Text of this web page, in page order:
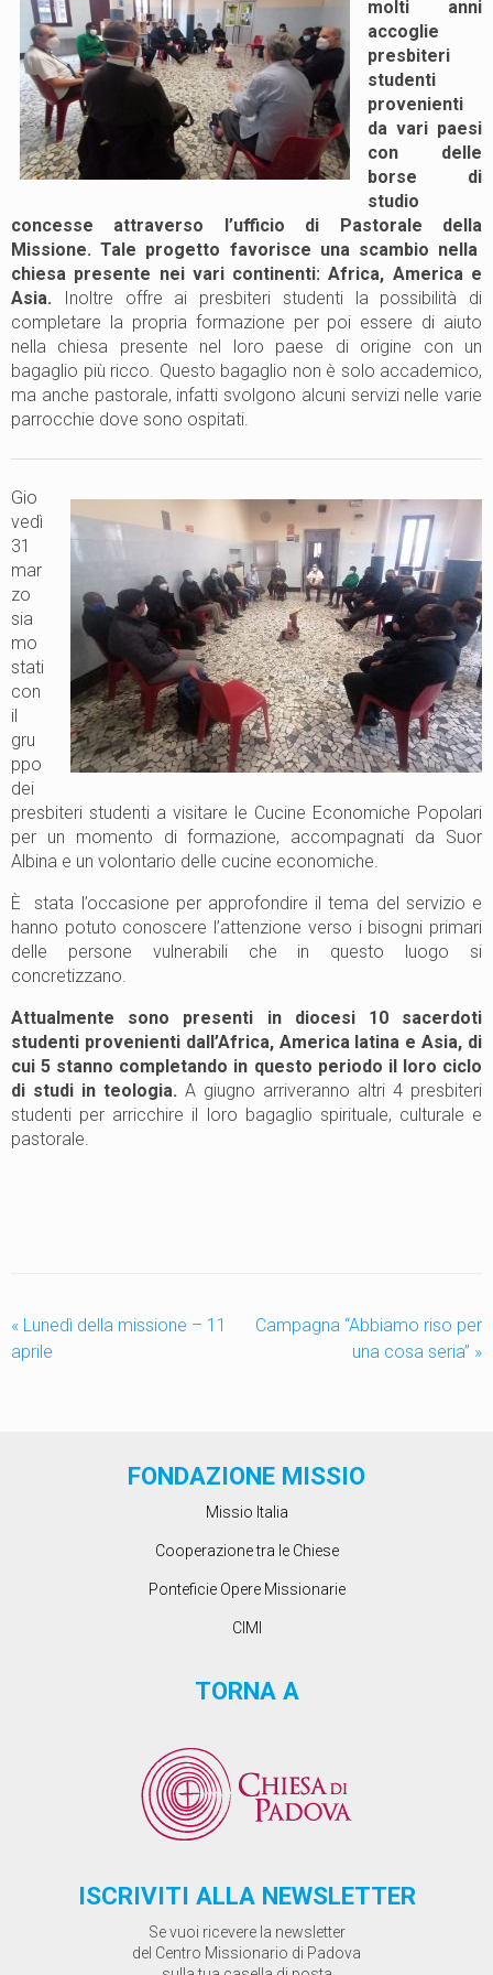
molti anni
accoglie
presbiteri
studenti
provenienti
da vari paesi
con delle
borse di
studio
concesse attraverso l’ufficio di Pastorale della
Missione. Tale progetto favorisce una scambio nella
chiesa presente nei vari continenti: Africa, America e
Asia. Inoltre offre ai presbiteri studenti la possibilità di
completare la propria formazione per poi essere di aiuto
nella chiesa presente nel loro paese di origine con un
bagaglio più ricco. Questo bagaglio non è solo accademico,
ma anche pastorale, infatti svolgono alcuni servizi nelle varie
parrocchie dove sono ospitati.
Gio
vedì
31
mar
zo
sia
mo
stati
con
il
gru
ppo
dei
presbiteri studenti a visitare le Cucine Economiche Popolari
per un momento di formazione, accompagnati da Suor
Albina e un volontario delle cucine economiche.
È stata l’occasione per approfondire il tema del servizio e
hanno potuto conoscere l’attenzione verso i bisogni primari
delle persone vulnerabili che in questo luogo si
concretizzano.
Attualmente sono presenti in diocesi 10 sacerdoti
studenti provenienti dall’Africa, America latina e Asia, di
cui 5 stanno completando in questo periodo il loro ciclo
di studi in teologia. A giugno arriveranno altri 4 presbiteri
studenti per arricchire il loro bagaglio spirituale, culturale e
pastorale.
« Lunedì della missione – 11
aprile
Campagna “Abbiamo riso per
una cosa seria” »
FONDAZIONE MISSIO
Missio Italia
Cooperazione tra le Chiese
Ponteficie Opere Missionarie
CIMI
TORNA A
ISCRIVITI ALLA NEWSLETTER
Se vuoi ricevere la newsletter
del Centro Missionario di Padova